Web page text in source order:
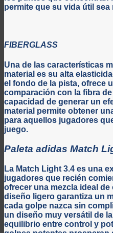
permite que su vida útil sea
FIBERGLASS
Una de las características
material es su alta
el fondo de la pista, ofrece
comparación con la fibra
capacidad de generar un
material permite obtener
para aquellos jugadores
juego.
Paleta adidas Match
La Match Light 3.4 es una
jugadores que recién
ofrecer una mezcla ideal
diseño ligero garantiza un
cada golpe nazca sin
un diseño muy versátil de
equilibrio entre control y